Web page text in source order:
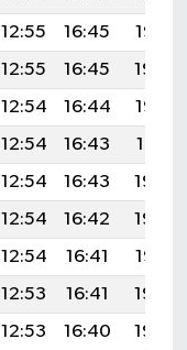
12:55 16:45
19:55
12:55 16:45
19:54
12:54 16:44
19:52
12:54 16:43
19:51
12:54 16:43
19:50
12:54 16:42
19:48
12:54 16:41
19:47
12:53 16:41
19:45
12:53 16:40
19:44